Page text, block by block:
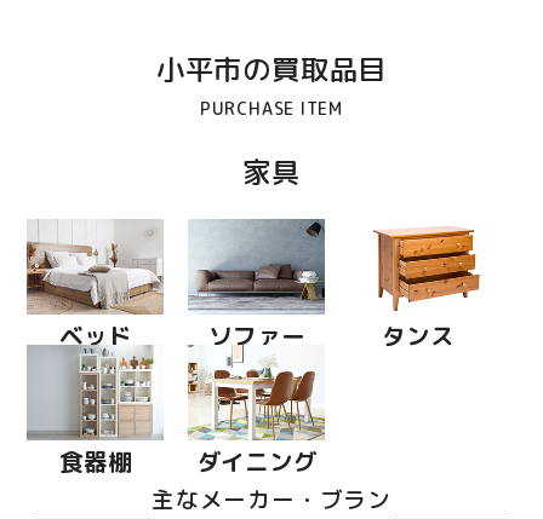
小平市の買取品目
PURCHASE ITEM
家具
ベッド ソファー タンス
食器棚 ダイニング
主なメーカー・ブラン